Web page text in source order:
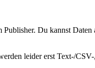
Du kannst
leider erst Text-/